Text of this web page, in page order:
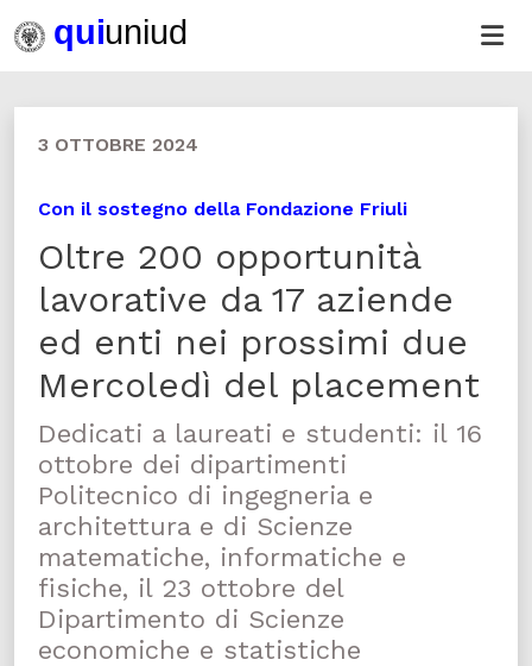
3 OTTOBRE 2024
Con il sostegno della Fondazione Friuli
Oltre 200 opportunità
lavorative da 17 aziende
ed enti nei prossimi due
Mercoledì del placement
Dedicati a laureati e studenti: il 16
ottobre dei dipartimenti
Politecnico di ingegneria e
architettura e di Scienze
matematiche, informatiche e
fisiche, il 23 ottobre del
Dipartimento di Scienze
economiche e statistiche